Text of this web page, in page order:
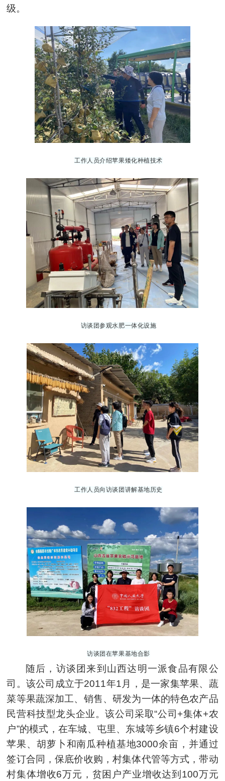
级。
工作人员介绍苹果矮化种植技术
访谈团参观水肥一体化设施
工作人员向 访谈团 讲解基地历史
访谈团 在苹果基地合影
随后，访谈团来到山西达明一派食品有限公
司。该公司成立于2011年1月，是一家集苹果、蔬
菜等果蔬深加工、销售、研发为一体的特色农产品
民营科技型龙头企业。该公司采取“公司+集体+农
户”的模式，在车城、屯里、东城等乡镇6个村建设
苹果、胡萝卜和南瓜种植基地3000余亩，并通过
签订合同，保底价收购，村集体代管等方式，带动
村集体增收6万元，贫困户产业增收达到100万元